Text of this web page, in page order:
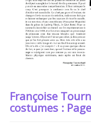
Françoise
costumes :